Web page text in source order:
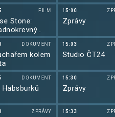
FILM
Stone:
DOKUMENT
kolem
DOKUMENT
Habsburků
ZPRÁVY
15:00
Zprávy
15:03
Studio ČT24
15:30
Zprávy
15:33